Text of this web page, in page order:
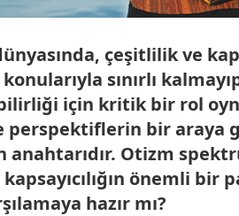
çeşitlilik ve
sınırlı
için kritik bir rol
perspektiflerin bir araya
anahtarıdır. Otizm
önemli bir
hazır mı?